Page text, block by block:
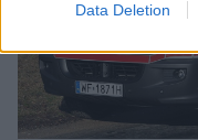
Data Deletion